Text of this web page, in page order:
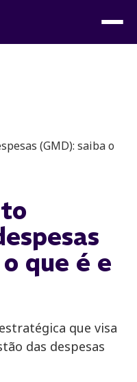
(GMD): saiba o
que é e
que visa
das despesas